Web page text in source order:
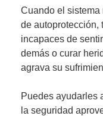
Cuando el sistema
de autoprotección,
incapaces de
demás o curar
agrava su
Puedes ayudarles
la seguridad